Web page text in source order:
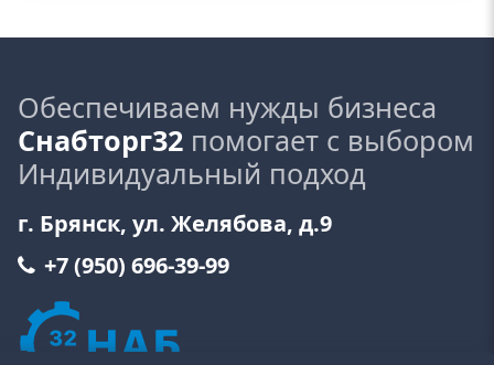
Обеспечиваем нужды бизнеса
Снабторг32 помогает с выбором
Индивидуальный подход
г. Брянск, ул. Желябова, д.9
+7 (950) 696-39-99